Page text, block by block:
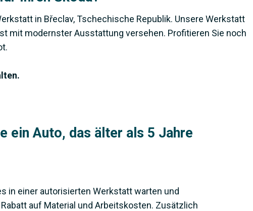
in Břeclav, Tschechische Republik. Unsere Werkstatt
mit modernster Ausstattung versehen. Profitieren Sie noch
ein Auto, das älter als 5 Jahre
in einer autorisierten Werkstatt warten und
Rabatt auf Material und Arbeitskosten. Zusätzlich